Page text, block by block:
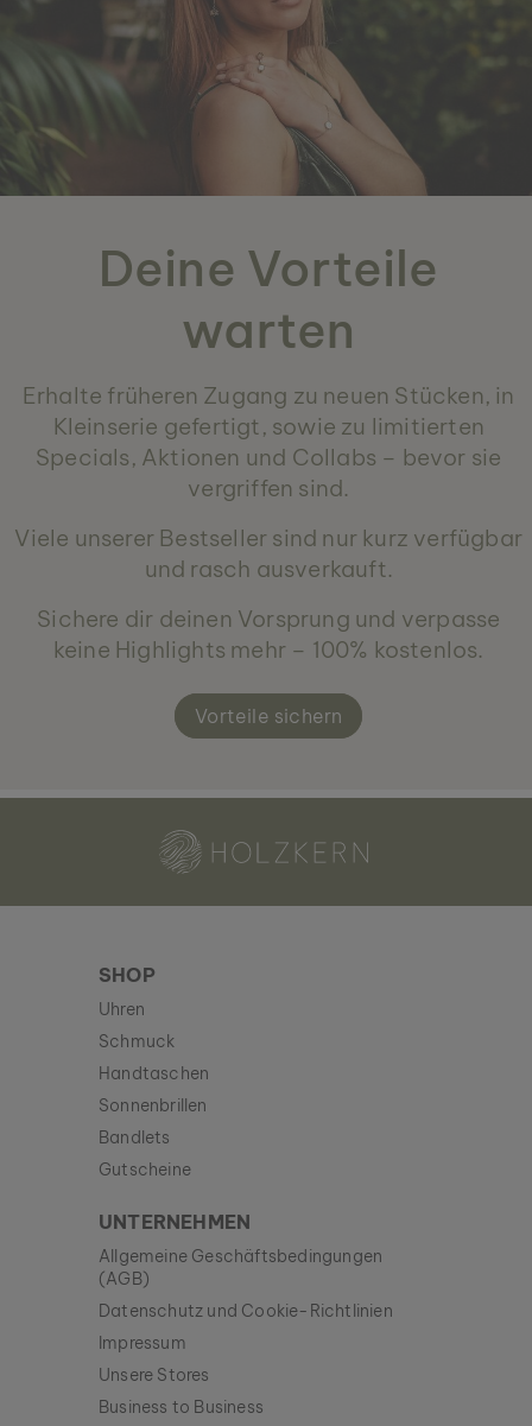
Deine Vorteile
warten
Erhalte früheren Zugang zu neuen Stücken, in
Kleinserie gefertigt, sowie zu limitierten
Specials, Aktionen und Collabs – bevor sie
vergriffen sind.
Viele unserer Bestseller sind nur kurz verfügbar
und rasch ausverkauft.
Sichere dir deinen Vorsprung und verpasse
keine Highlights mehr – 100% kostenlos.
Vorteile sichern
SHOP
Uhren
Schmuck
Handtaschen
Sonnenbrillen
Bandlets
Gutscheine
UNTERNEHMEN
Allgemeine Geschäftsbedingungen
(AGB)
Datenschutz und Cookie-Richtlinien
Impressum
Unsere Stores
Business to Business